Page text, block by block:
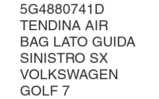
5G4880741D
TENDINA AIR
BAG LATO GUIDA
SINISTRO SX
VOLKSWAGEN
GOLF 7